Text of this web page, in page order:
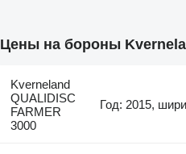
Цены на бороны
Kverneland
QUALIDISC
FARMER
3000
Год: 2015,